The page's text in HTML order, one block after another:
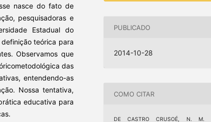
nasce do fato de
pesquisadoras e
Estadual do
teórica para
Observamos que
das
entendendo-as
Nossa tentativa,
educativa para
PUBLICADO
2014-10-28
COMO CITAR
DE CASTRO CRUSOÉ, N. M.